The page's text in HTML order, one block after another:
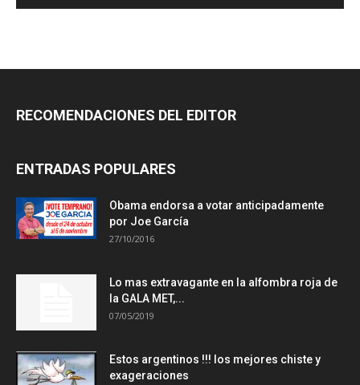
RECOMENDACIONES DEL EDITOR
ENTRADAS POPULARES
Obama endorsa a votar anticipadamente
por Joe García
27/10/2016
Lo mas extravagante en la alfombra roja de
la GALA MET,...
07/05/2019
Estos argentinos !!! los mejores chiste y
exageraciones